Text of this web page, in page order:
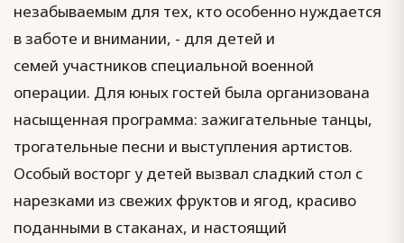
незабываемым для тех, кто особенно нуждается
в заботе и внимании, - для детей и
семей участников специальной военной
операции. Для юных гостей была организована
насыщенная программа: зажигательные танцы,
трогательные песни и выступления артистов.
Особый восторг у детей вызвал сладкий стол с
нарезками из свежих фруктов и ягод, красиво
поданными в стаканах, и настоящий